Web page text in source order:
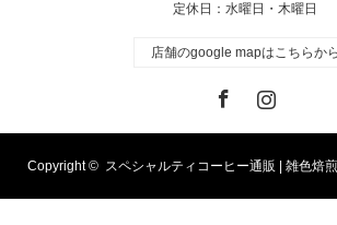
定休日：水曜日・木曜日
店舗のgoogle mapはこちらから
Copyright © スペシャルティコーヒー通販 | 雑色焙